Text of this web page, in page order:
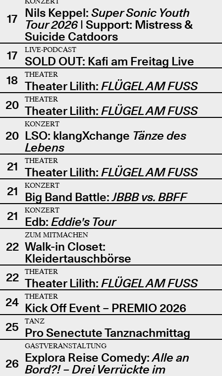
17 Nils Keppel: Super Sonic Youth
Tour 2026| Support: Mistress &
Suicide Catdoors
17
LIVE-PODCAST
SOLD OUT: Kafi am Freitag Live
18
THEATER
Theater Lilith: FLÜGEL AM FUSS
20
THEATER
Theater Lilith: FLÜGEL AM FUSS
20
KONZERT
LSO: klangXchange Tänze des
Lebens
21
THEATER
Theater Lilith: FLÜGEL AM FUSS
21
KONZERT
Big Band Battle:JBBB vs. BBFF
21
KONZERT
Edb: Eddie's Tour
22
ZUM MITMACHEN
Walk-in Closet:
Kleidertauschbörse
22
THEATER
Theater Lilith: FLÜGEL AM FUSS
24
THEATER
Kick Off Event – PREMIO 2026
25
TANZ
Pro Senectute Tanznachmittag
26
GASTVERANSTALTUNG
Explora Reise Comedy:Alle an
Bord?! – Drei Verrückte im